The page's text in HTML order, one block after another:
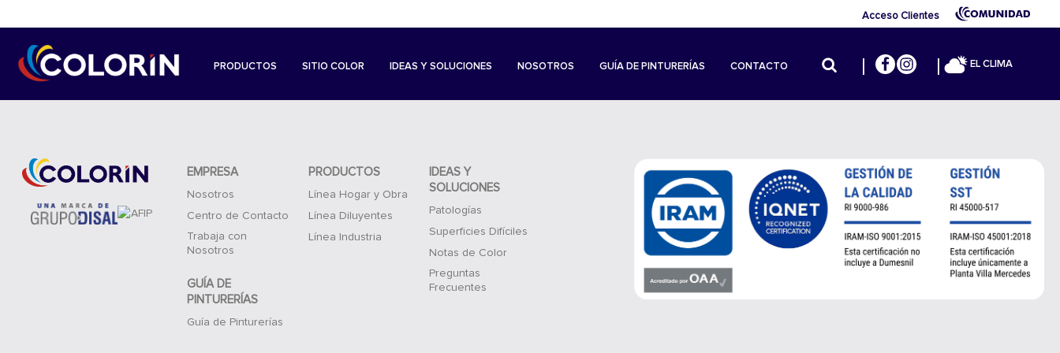
Acceso Clientes
PRODUCTOS SITIO COLOR IDEAS Y SOLUCIONES NOSOTROS GUÍA DE PINTURERÍAS CONTACTO EL CLIMA
EMPRESA
Nosotros
Centro de Contacto
Trabaja con
Nosotros
GUÍA DE
PINTURERÍAS
Guía de Pinturerías
PRODUCTOS
Línea Hogar y Obra
Línea Diluyentes
Línea Industria
IDEAS Y
SOLUCIONES
Patologías
Superficies Difíciles
Notas de Color
Preguntas
Frecuentes